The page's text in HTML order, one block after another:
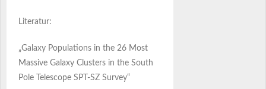
Literatur:
„Galaxy Populations in the 26 Most
Massive Galaxy Clusters in the South
Pole Telescope SPT-SZ Survey“